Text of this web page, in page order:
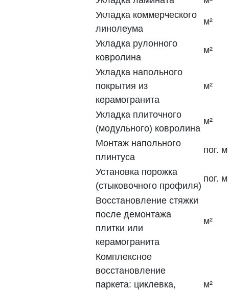
Укладка коммерческого
линолеума
м²
Укладка рулонного
ковролина
м²
Укладка напольного
покрытия из
керамогранита
м²
Укладка плиточного
(модульного) ковролина
м²
Монтаж напольного
плинтуса
пог. м
Установка порожка
(стыковочного профиля)
пог. м
Восстановление стяжки
после демонтажа
плитки или
керамогранита
м²
Комплексное
восстановление
паркета: циклевка,
м²